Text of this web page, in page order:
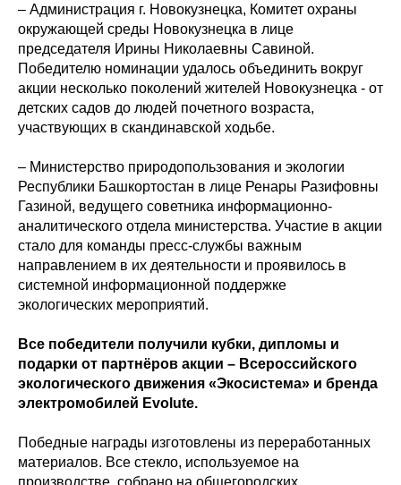
– Администрация г. Новокузнецка, Комитет охраны
окружающей среды Новокузнецка в лице
председателя Ирины Николаевны Савиной.
Победителю номинации удалось объединить вокруг
акции несколько поколений жителей Новокузнецка - от
детских садов до людей почетного возраста,
участвующих в скандинавской ходьбе.
– Министерство природопользования и экологии
Республики Башкортостан в лице Ренары Разифовны
Газиной, ведущего советника информационно-
аналитического отдела министерства. Участие в акции
стало для команды пресс-службы важным
направлением в их деятельности и проявилось в
системной информационной поддержке
экологических мероприятий.
Все победители получили кубки, дипломы и
подарки от партнёров акции – Всероссийского
экологического движения «Экосистема» и бренда
электромобилей Evolute.
Победные награды изготовлены из переработанных
материалов. Все стекло, используемое на
производстве, собрано на общегородских